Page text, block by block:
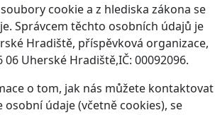
cookie a z hlediska zákona se
Správcem těchto osobních údajů je
Hradiště, příspěvková organizace,
06 Uherské Hradiště,IČ: 00092096.
o tom, jak nás můžete kontaktovat
osobní údaje (včetně cookies), se